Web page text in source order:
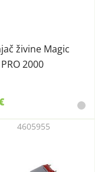
živine Magic
2000
4605955